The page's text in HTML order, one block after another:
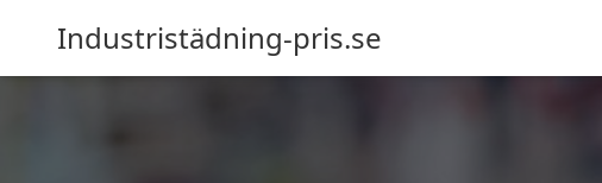
Industristädning-pris.se